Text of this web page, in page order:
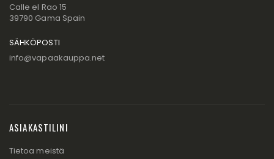
Calle el Rao 15
39790 Gama Spain
SÄHKÖPOSTI
info@vapaakauppa.net
ASIAKASTILINI
Tietoa meistä